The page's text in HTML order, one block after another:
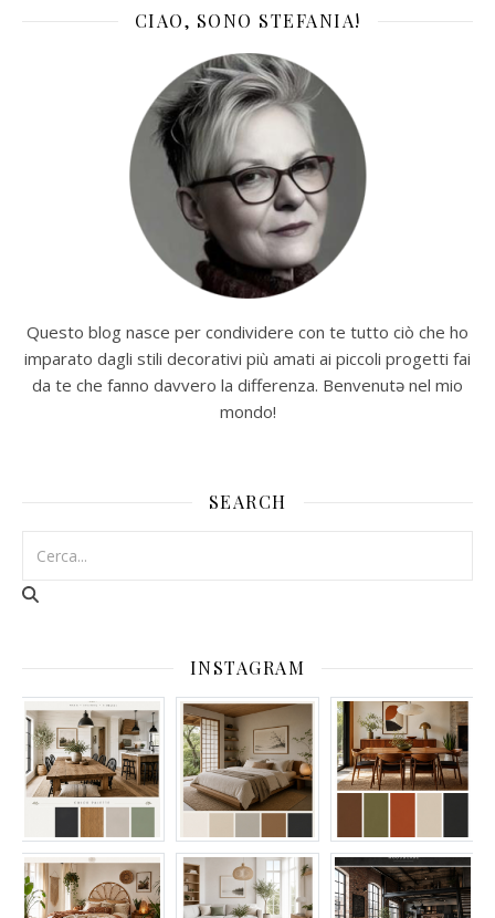
CIAO, SONO STEFANIA!
Questo blog nasce per condividere con te tutto ciò che ho
imparato dagli stili decorativi più amati ai piccoli progetti fai
da te che fanno davvero la differenza. Benvenutə nel mio
mondo!
SEARCH
INSTAGRAM